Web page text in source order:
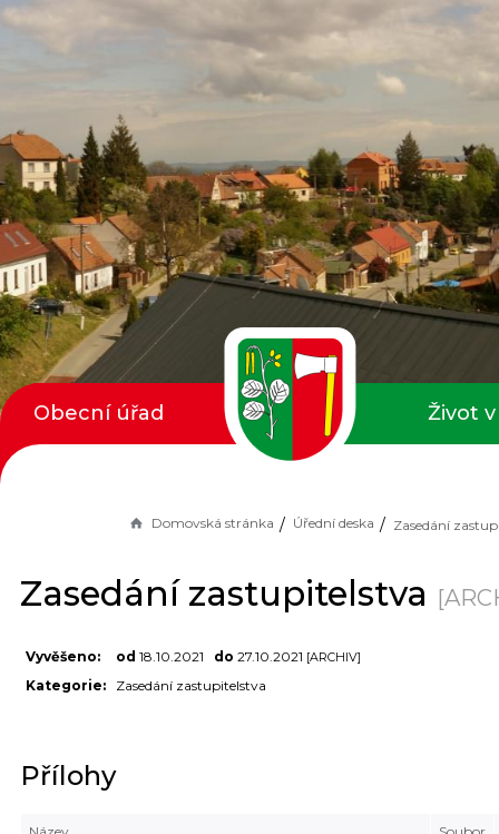
Domovská stránka Úřední deska Zasedání
Zasedání zastupitelstva
Vyvěšeno: od 18.10.2021 do 27.10.2021 [ARCHIV]
Kategorie: Zasedání zastupitelstva
Přílohy
Obecní úřad Život